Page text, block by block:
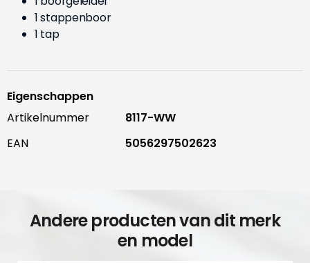
1 stappenboor
1 tap
Eigenschappen
Artikelnummer
8117-WW
EAN
5056297502623
Andere producten van dit merk
en model